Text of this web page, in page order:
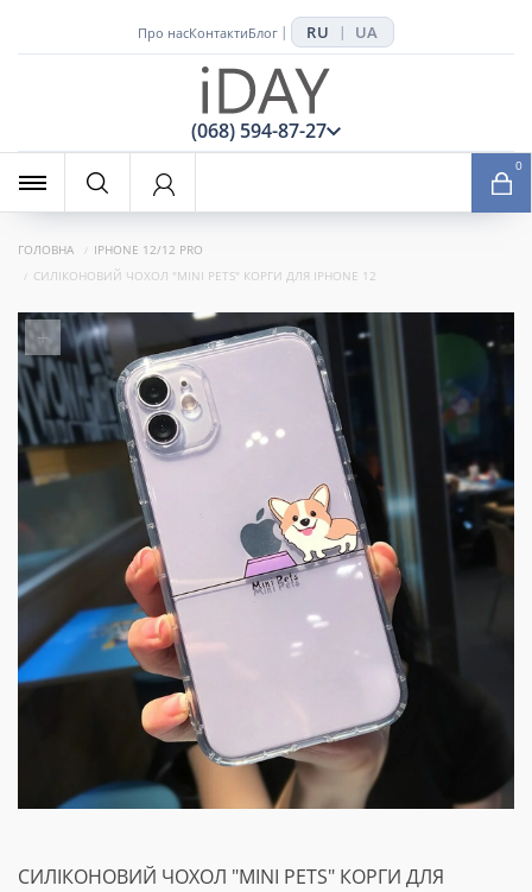
Про насКонтактиБлог | RU | UA
(068) 594-87-27
0
ГОЛОВНА
IPHONE 12/12 PRO
СИЛІКОНОВИЙ ЧОХОЛ "MINI PETS" КОРГИ ДЛЯ IPHONE 12
+
СИЛІКОНОВИЙ ЧОХОЛ "MINI PETS" КОРГИ ДЛЯ